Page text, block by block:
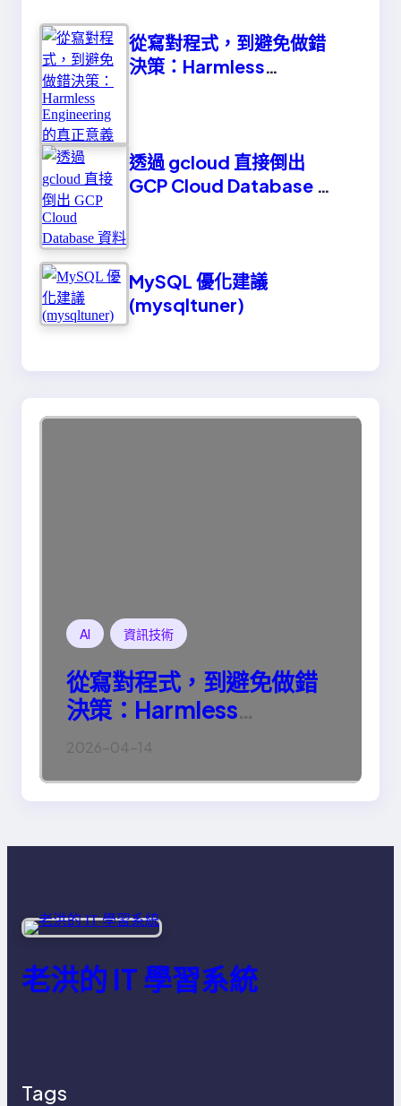
從寫對程式，到避免做錯
決策：Harmless
透過 gcloud 直接倒出
GCP Cloud Database 資
MySQL 優化建議
(mysqltuner)
AI 資訊技術
從寫對程式，到避免做錯
決策：Harmless
Engineering 的真正意義
2026-04-14
老洪的 IT 學習系統
Tags